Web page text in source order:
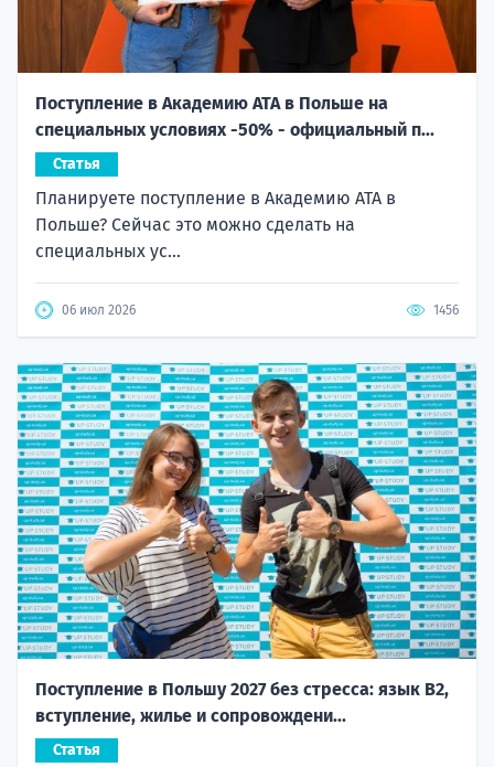
Поступление в Академию ATA в Польше на
специальных условиях -50% - официальный п...
Статья
Планируете поступление в Академию ATA в
Польше? Сейчас это можно сделать на
специальных ус...
06 июл 2026 1456
Поступление в Польшу 2027 без стресса: язык B2,
вступление, жилье и сопровождени...
Статья